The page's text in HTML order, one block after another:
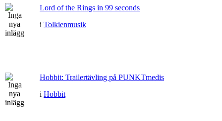
Lord of the Rings in 99 seconds
i Tolkienmusik
Hobbit: Trailertävling på PUNKTmedis
i Hobbit